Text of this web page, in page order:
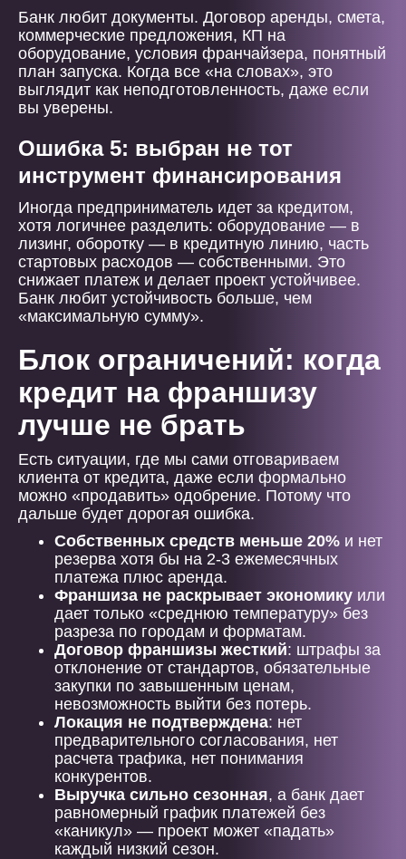
Банк любит документы. Договор аренды, смета,
коммерческие предложения, КП на
оборудование, условия франчайзера, понятный
план запуска. Когда все «на словах», это
выглядит как неподготовленность, даже если
вы уверены.
Ошибка 5: выбран не тот
инструмент финансирования
Иногда предприниматель идет за кредитом,
хотя логичнее разделить: оборудование — в
лизинг, оборотку — в кредитную линию, часть
стартовых расходов — собственными. Это
снижает платеж и делает проект устойчивее.
Банк любит устойчивость больше, чем
«максимальную сумму».
Блок ограничений: когда
кредит на франшизу
лучше не брать
Есть ситуации, где мы сами отговариваем
клиента от кредита, даже если формально
можно «продавить» одобрение. Потому что
дальше будет дорогая ошибка.
Собственных средств меньше 20% и нет
резерва хотя бы на 2-3 ежемесячных
платежа плюс аренда.
Франшиза не раскрывает экономику или
дает только «среднюю температуру» без
разреза по городам и форматам.
Договор франшизы жесткий: штрафы за
отклонение от стандартов, обязательные
закупки по завышенным ценам,
невозможность выйти без потерь.
Локация не подтверждена: нет
предварительного согласования, нет
расчета трафика, нет понимания
конкурентов.
Выручка сильно сезонная, а банк дает
равномерный график платежей без
«каникул» — проект может «падать»
каждый низкий сезон.